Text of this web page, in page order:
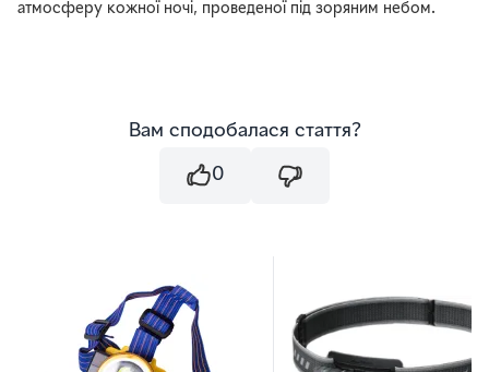
атмосферу кожної ночі, проведеної під зоряним небом.
Вам сподобалася стаття?
0